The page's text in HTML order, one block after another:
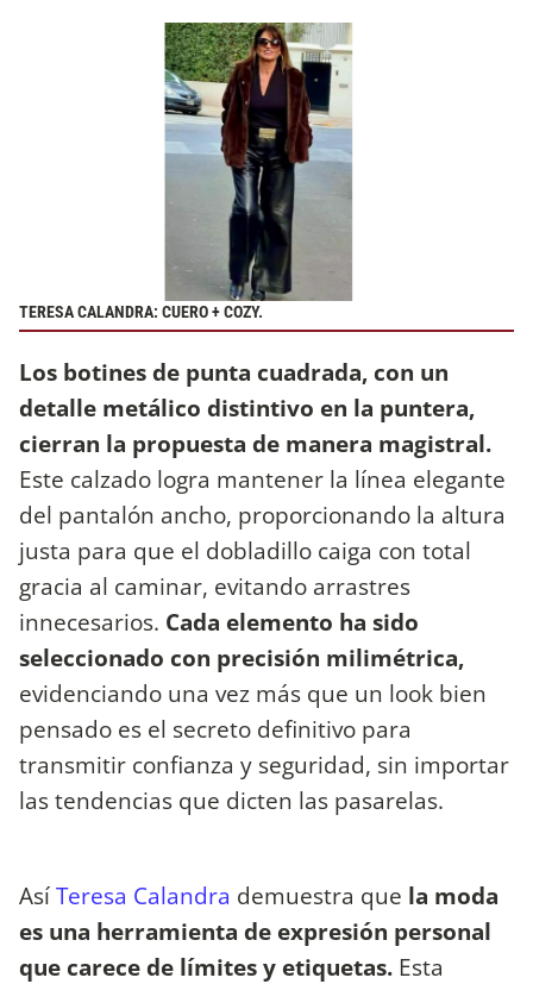
TERESA CALANDRA: CUERO + COZY.
Los botines de punta cuadrada, con un
detalle metálico distintivo en la puntera,
cierran la propuesta de manera magistral.
Este calzado logra mantener la línea elegante
del pantalón ancho, proporcionando la altura
justa para que el dobladillo caiga con total
gracia al caminar, evitando arrastres
innecesarios. Cada elemento ha sido
seleccionado con precisión milimétrica,
evidenciando una vez más que un look bien
pensado es el secreto definitivo para
transmitir confianza y seguridad, sin importar
las tendencias que dicten las pasarelas.
AsíTeresa Calandra demuestra que la moda
es una herramienta de expresión personal
que carece de límites y etiquetas. Esta